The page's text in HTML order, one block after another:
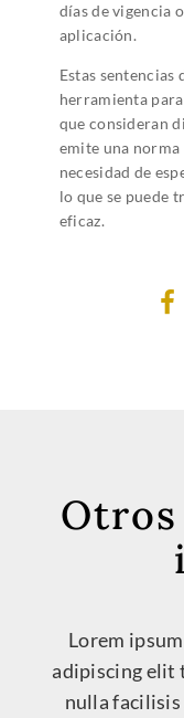
días de vigencia
aplicación.
Estas sentencias
herramienta
que consideran
emite una
necesidad de
lo que se puede
eficaz.
Lorem
adipiscing elit
nulla facilisis